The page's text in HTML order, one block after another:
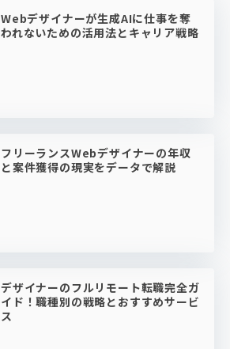
Webデザイナーが生成AIに仕事を奪
われないための活用法とキャリア戦略
フリーランスWebデザイナーの年収
と案件獲得の現実をデータで解説
デザイナーのフルリモート転職完全ガ
イド！職種別の戦略とおすすめサービ
ス